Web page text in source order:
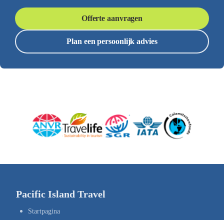
Offerte aanvragen
Plan een persoonlijk advies
Pacific Island Travel
Startpagina